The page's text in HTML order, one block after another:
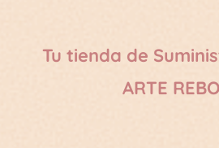
Tu tienda de
ARTE